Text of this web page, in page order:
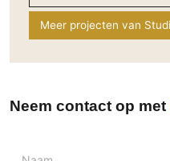
Meer projecten van
Neem contact op met